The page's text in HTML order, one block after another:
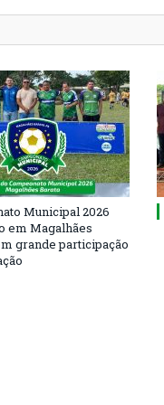
Municipal 2026
em Magalhães
grande participação